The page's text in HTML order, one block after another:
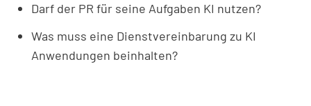
Darf der PR für seine Aufgaben KI nutzen?
Was muss eine Dienstvereinbarung zu KI
Anwendungen beinhalten?